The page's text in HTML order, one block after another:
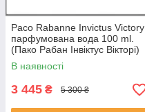
Paco Rabanne Invictus Victory
парфумована вода 100 ml.
(Пако Рабан Інвіктус Вікторі)
В наявності
3 445 ₴ 5 300 ₴